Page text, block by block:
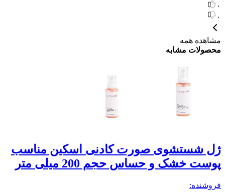
۰
۰
مشاهده همه
محصولات مشابه
ژل شستشوی صورت کادنی اسکین مناسب
پوست‌ خشک و حساس حجم 200 میلی متر
فروشنده: